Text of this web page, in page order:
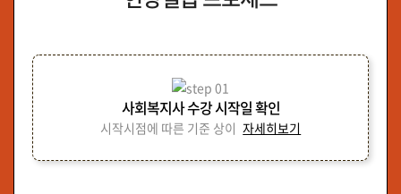
사회복지사 수강 시작일 확인
시작시점에 따른 기준 상이 자세히보기